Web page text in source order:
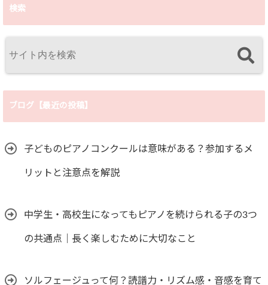
検索
ブログ【最近の投稿】
子どものピアノコンクールは意味がある？参加するメ
リットと注意点を解説
中学生・高校生になってもピアノを続けられる子の3つ
の共通点｜長く楽しむために大切なこと
ソルフェージュって何？読譜力・リズム感・音感を育て